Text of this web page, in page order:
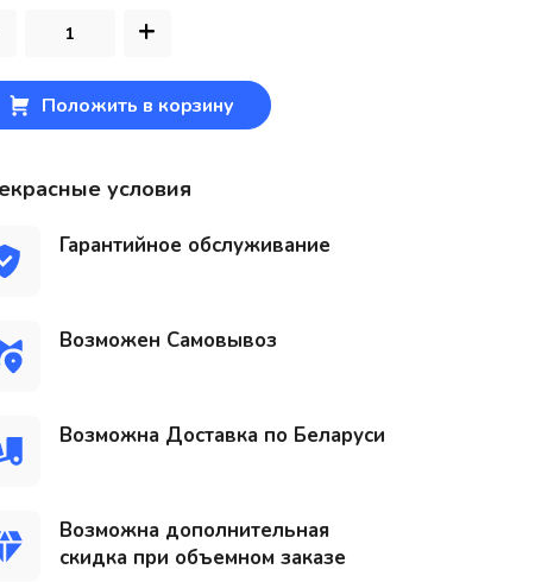
+
Положить в корзину
условия
Гарантийное обслуживание
Возможен Самовывоз
Возможна Доставка по Беларуси
Возможна дополнительная
скидка при объемном заказе